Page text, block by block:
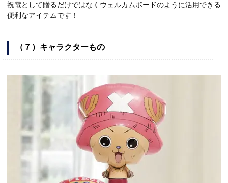
祝電として贈るだけではなくウェルカムボードのように活用できる
便利なアイテムです！
（７）キャラクターもの